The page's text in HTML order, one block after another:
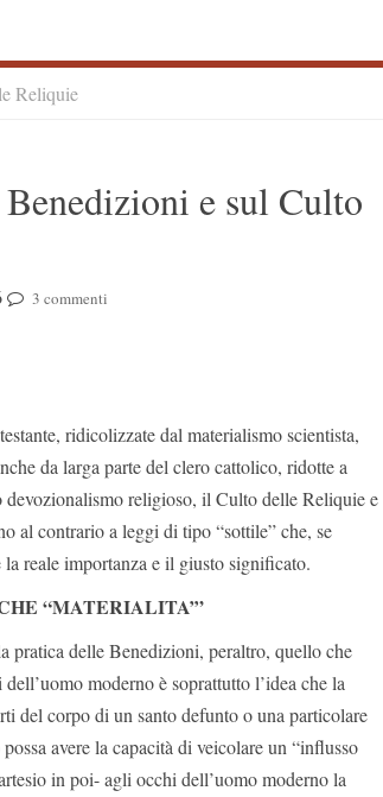
Reliquie
e sul Culto
3 commenti
ridicolizzate dal materialismo scientista,
da larga parte del clero cattolico, ridotte a
devozionalismo religioso, il Culto delle Reliquie e
al contrario a leggi di tipo “sottile” che, se
reale importanza e il giusto significato.
“MATERIALITA’”
pratica delle Benedizioni, peraltro, quello che
moderno è soprattutto l’idea che la
del corpo di un santo defunto o una particolare
avere la capacità di veicolare un “influsso
in poi- agli occhi dell’uomo moderno la